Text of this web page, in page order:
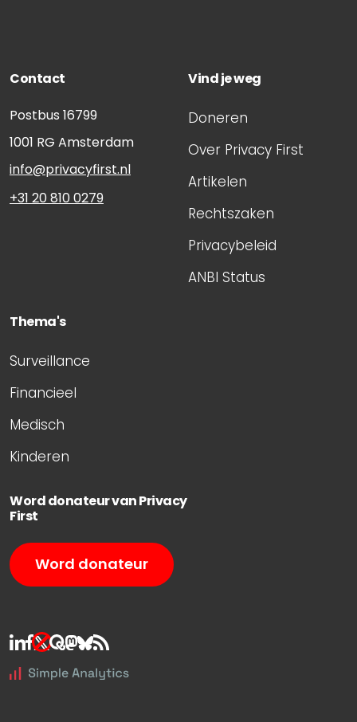
Contact
Postbus 16799
1001 RG Amsterdam
info@privacyfirst.nl
+31 20 810 0279
Vind je weg
Doneren
Over Privacy First
Artikelen
Rechtszaken
Privacybeleid
ANBI Status
Thema's
Surveillance
Financieel
Medisch
Kinderen
Word donateur van Privacy
First
Word donateur